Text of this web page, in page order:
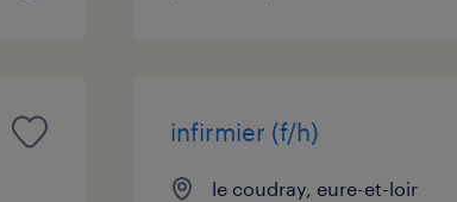
infirmier (f/h)
le coudray, eure-et-loir